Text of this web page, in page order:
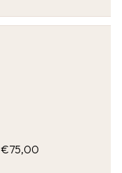
€75,00